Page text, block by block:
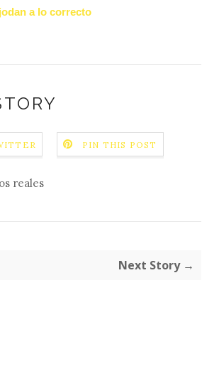
a lo correcto
PIN THIS POST
reales
Next Story →